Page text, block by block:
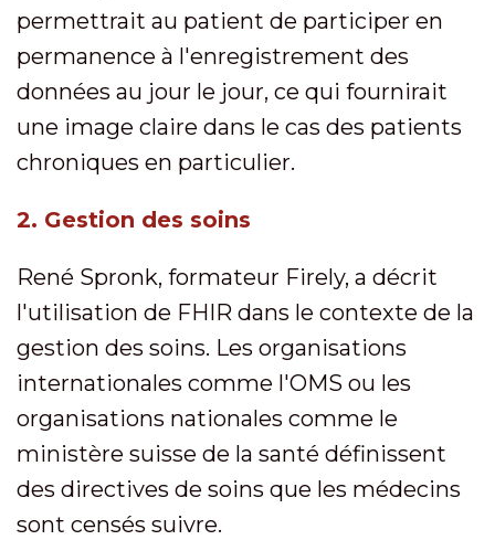
permettrait au patient de participer en
permanence à l'enregistrement des
données au jour le jour, ce qui fournirait
une image claire dans le cas des patients
chroniques en particulier.
2. Gestion des soins
René Spronk, formateur Firely, a décrit
l'utilisation de FHIR dans le contexte de la
gestion des soins. Les organisations
internationales comme l'OMS ou les
organisations nationales comme le
ministère suisse de la santé définissent
des directives de soins que les médecins
sont censés suivre.